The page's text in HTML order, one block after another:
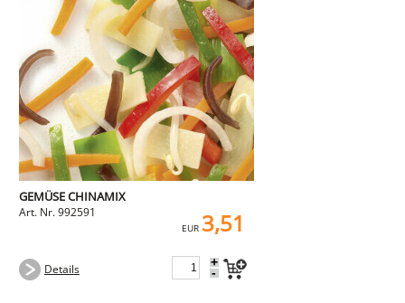
GEMÜSE CHINAMIX
Art. Nr. 992591
EUR 3,51
Details +
-